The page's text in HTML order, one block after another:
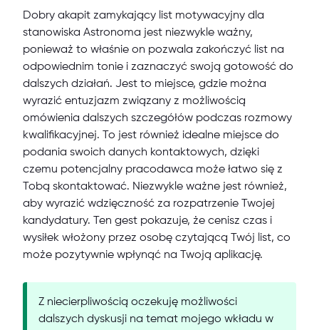
Dobry akapit zamykający list motywacyjny dla
stanowiska Astronoma jest niezwykle ważny,
ponieważ to właśnie on pozwala zakończyć list na
odpowiednim tonie i zaznaczyć swoją gotowość do
dalszych działań. Jest to miejsce, gdzie można
wyrazić entuzjazm związany z możliwością
omówienia dalszych szczegółów podczas rozmowy
kwalifikacyjnej. To jest również idealne miejsce do
podania swoich danych kontaktowych, dzięki
czemu potencjalny pracodawca może łatwo się z
Tobą skontaktować. Niezwykle ważne jest również,
aby wyrazić wdzięczność za rozpatrzenie Twojej
kandydatury. Ten gest pokazuje, że cenisz czas i
wysiłek włożony przez osobę czytającą Twój list, co
może pozytywnie wpłynąć na Twoją aplikację.
Z niecierpliwością oczekuję możliwości
dalszych dyskusji na temat mojego wkładu w